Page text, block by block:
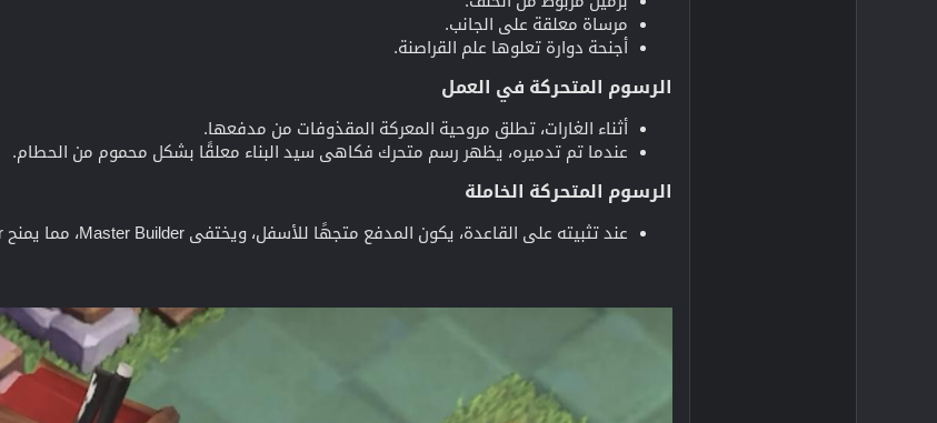
مرساة معلقة على الجانب.
أجنحة دوارة تعلوها علم القراصنة.
الرسوم المتحركة في العمل
أثناء الغارات، تطلق مروحية المعركة المقذوفات من مدفعها.
عندما تم تدميره، يظهر رسم متحرك فكاهي سيد البناء معلقًا بشكل محموم من الحطام.
الرسوم المتحركة الخاملة
عند تثبيته على القاعدة، يكون المدفع متجهًا للأسفل، ويختفي Master Builder، مما يمنح Battle Copter مظهرًا مريحًا.